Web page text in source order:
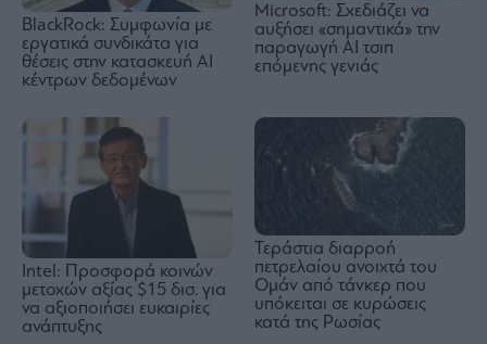
BlackRock: Συμφωνία με
εργατικά συνδικάτα για
θέσεις στην κατασκευή AI
κέντρων δεδομένων
Microsoft: Σχεδιάζει να
αυξήσει «σημαντικά» την
παραγωγή AI τσιπ
επόμενης γενιάς
Intel: Προσφορά κοινών
μετοχών αξίας $15 δισ. για
να αξιοποιήσει ευκαιρίες
ανάπτυξης
Τεράστια διαρροή
πετρελαίου ανοιχτά του
Ομάν από τάνκερ που
υπόκειται σε κυρώσεις
κατά της Ρωσίας